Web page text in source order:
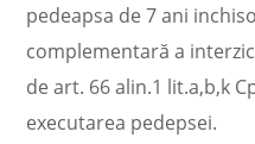
pedeapsa de 7 ani
complementară a
de art. 66 alin.1 lit.a,b,k
executarea pedepsei.